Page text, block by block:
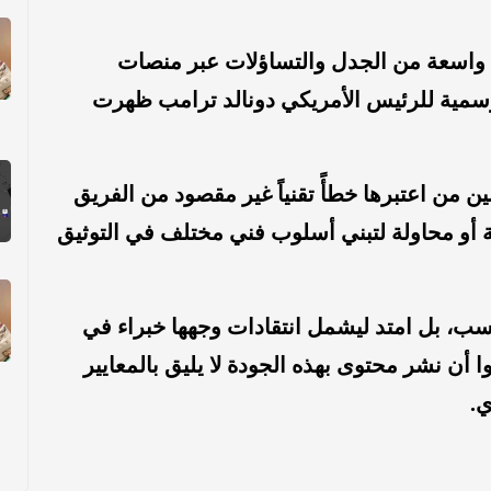
واسعة من الجدل والتساؤلات عبر منصات
للرئيس الأمريكي دونالد ترامب ظهرت
من اعتبرها خطأً تقنياً غير مقصود من الفريق
أو محاولة لتبني أسلوب فني مختلف في التوثيق
بل امتد ليشمل انتقادات وجهها خبراء في
أن نشر محتوى بهذه الجودة لا يليق بالمعايير